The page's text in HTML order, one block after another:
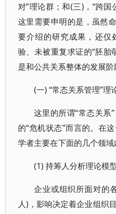
对”理论群；和(三)，“跨国
这里需要申明的是，虽然
要介绍的研究成果，还仅
验、未被重复求证的“胚胎
是和公共关系整体的发展阶
(一) “常态关系管理”理
这里的所谓“常态关系
的“危机状态”而言的。在
学者主要在下面的几个领域
(1) 持筹人分析理论模
企业或组织所面对的
人)，影响决定着企业组织